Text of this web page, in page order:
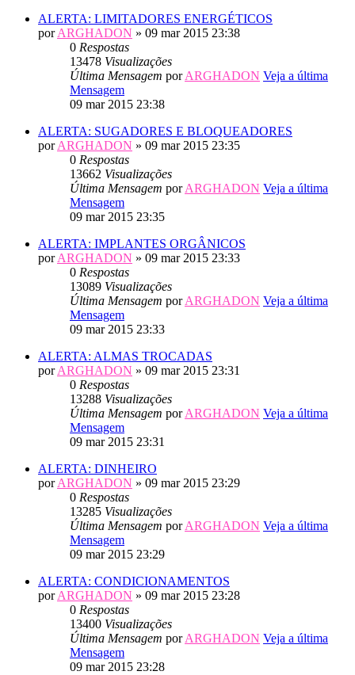
ALERTA: LIMITADORES ENERGÉTICOS
porARGHADON » 09 mar 2015 23:38
0 Respostas
13478 Visualizações
Última Mensagem porARGHADON Veja a última
Mensagem
09 mar 2015 23:38
ALERTA: SUGADORES E BLOQUEADORES
porARGHADON » 09 mar 2015 23:35
0 Respostas
13662 Visualizações
Última Mensagem porARGHADON Veja a última
Mensagem
09 mar 2015 23:35
ALERTA: IMPLANTES ORGÂNICOS
porARGHADON » 09 mar 2015 23:33
0 Respostas
13089 Visualizações
Última Mensagem porARGHADON Veja a última
Mensagem
09 mar 2015 23:33
ALERTA: ALMAS TROCADAS
porARGHADON » 09 mar 2015 23:31
0 Respostas
13288 Visualizações
Última Mensagem porARGHADON Veja a última
Mensagem
09 mar 2015 23:31
ALERTA: DINHEIRO
porARGHADON » 09 mar 2015 23:29
0 Respostas
13285 Visualizações
Última Mensagem porARGHADON Veja a última
Mensagem
09 mar 2015 23:29
ALERTA: CONDICIONAMENTOS
porARGHADON » 09 mar 2015 23:28
0 Respostas
13400 Visualizações
Última Mensagem porARGHADON Veja a última
Mensagem
09 mar 2015 23:28